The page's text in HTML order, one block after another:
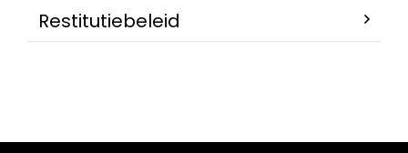
Restitutiebeleid